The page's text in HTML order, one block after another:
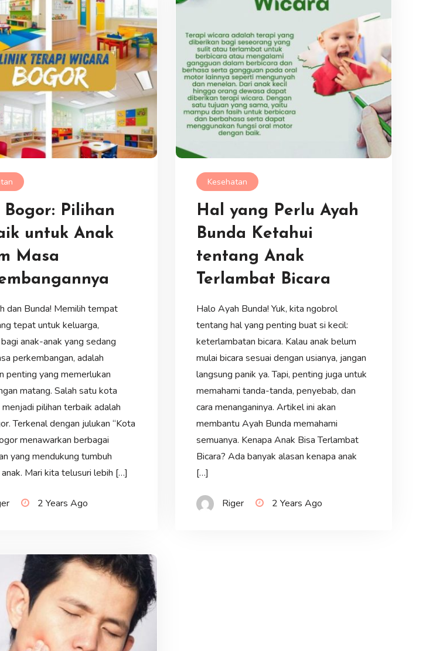
Bogor: Pilihan
untuk Anak
Masa
dan Bunda! Memilih tempat
tepat untuk keluarga,
anak-anak yang sedang
perkembangan, adalah
penting yang memerlukan
matang. Salah satu kota
pilihan terbaik adalah
Terkenal dengan julukan “Kota
menawarkan berbagai
yang mendukung tumbuh
Mari kita telusuri lebih […]
2 Years Ago
Kesehatan
Hal yang Perlu Ayah
Bunda Ketahui
tentang Anak
Terlambat Bicara
Halo Ayah Bunda! Yuk, kita ngobrol
tentang hal yang penting buat si kecil:
keterlambatan bicara. Kalau anak belum
mulai bicara sesuai dengan usianya, jangan
langsung panik ya. Tapi, penting juga untuk
memahami tanda-tanda, penyebab, dan
cara menanganinya. Artikel ini akan
membantu Ayah Bunda memahami
semuanya. Kenapa Anak Bisa Terlambat
Bicara? Ada banyak alasan kenapa anak
[…]
Riger 2 Years Ago